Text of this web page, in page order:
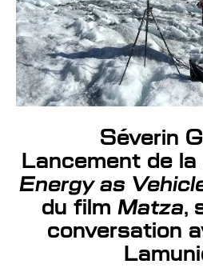
Séverin
Lancement de
Energy as
du film Matza,
conversation